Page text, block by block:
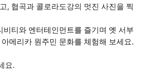
, 협곡과 콜로라도강의 멋진 사진을 찍
티와 엔터테인먼트를 즐기며 옛 서부
메리카 원주민 문화를 체험해 보세요.
요.